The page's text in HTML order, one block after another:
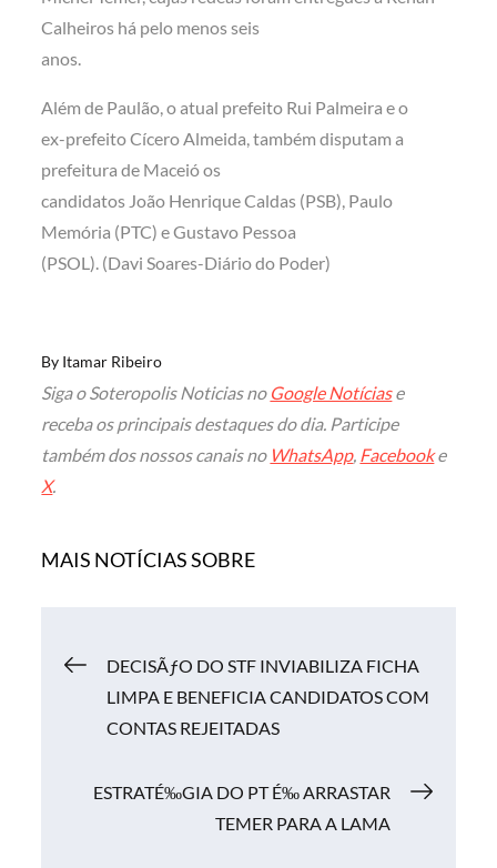
Calheiros há pelo menos seis
anos.
Além de Paulão, o atual prefeito Rui Palmeira e o
ex-prefeito Cícero Almeida, também disputam a
prefeitura de Maceió os
candidatos João Henrique Caldas (PSB), Paulo
Memória (PTC) e Gustavo Pessoa
(PSOL). (Davi Soares-Diário do Poder)
By Itamar Ribeiro
Siga o Soteropolis Noticias no Google Notíciase
receba os principais destaques do dia. Participe
também dos nossos canais no WhatsApp, Facebooke
X.
MAIS NOTÍCIAS SOBRE
Navegação
de
Post
DECISÃƒO DO STF INVIABILIZA FICHA
LIMPA E BENEFICIA CANDIDATOS COM
CONTAS REJEITADAS
ESTRATÉ‰GIA DO PT É‰ ARRASTAR
TEMER PARA A LAMA